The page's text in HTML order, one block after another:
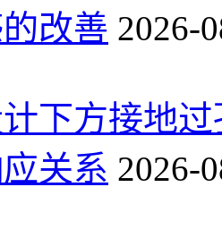
改善 2026-
下方接地
关系 2026-